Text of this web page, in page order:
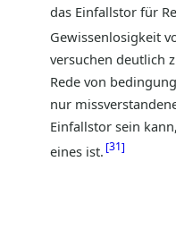
das Einfallstor für
Gewissenlosigkeit
versuchen deutlich
Rede von
nur
Einfallstor sein
eines ist. 31